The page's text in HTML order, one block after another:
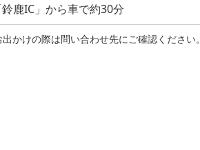
鹿IC」から車で約30分
かけの際は問い合わせ先にご確認ください。